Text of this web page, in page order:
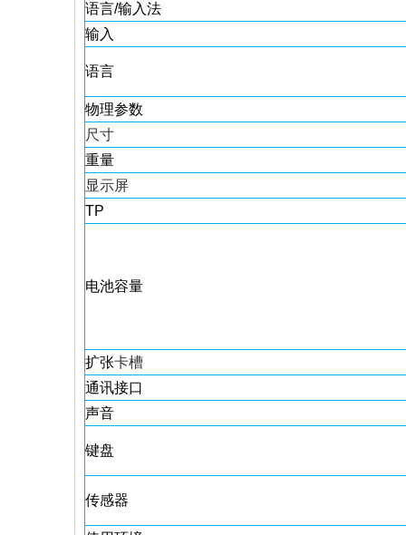
语言/输入法
输入
语言
物理参数
尺寸
重量
显示屏
TP
电池容量
扩张卡槽
通讯接口
声音
键盘
传感器